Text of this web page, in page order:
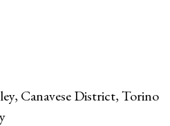
Canavese District, Torino